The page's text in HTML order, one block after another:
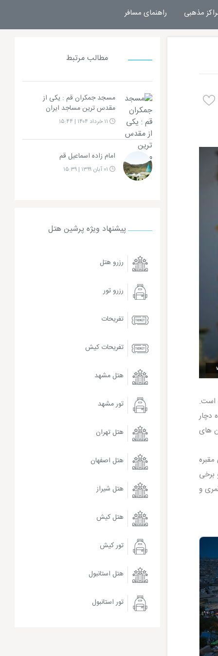
مذهبی راهنمای مسافر
است.
دچار
های
گوناگونی است که برخی می گویند 18 ساله و برخی
و وفات ایشان در سال 179 هجری قمری و
مطالب مرتبط
مسجد جمکران قم : یکی از
مقدس ترین مساجد ایران
امام زاده اسماعیل قم
پیشنهاد ویژه پرشین هتل
رزرو هتل
رزرو تور
تفریحات
تفریحات کیش
هتل مشهد
تور مشهد
هتل تهران
هتل اصفهان
هتل شیراز
هتل کیش
تور کیش
هتل استانبول
تور استانبول